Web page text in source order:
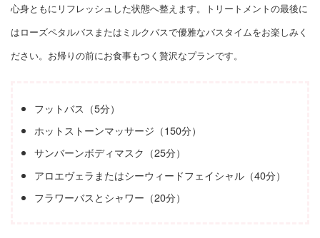
心身ともにリフレッシュした状態へ整えます。トリートメントの最後に
はローズペタルバスまたはミルクバスで優雅なバスタイムをお楽しみく
ださい。お帰りの前にお食事もつく贅沢なプランです。
フットバス（5分）
ホットストーンマッサージ（150分）
サンバーンボディマスク（25分）
アロエヴェラまたはシーウィードフェイシャル（40分）
フラワーバスとシャワー（20分）